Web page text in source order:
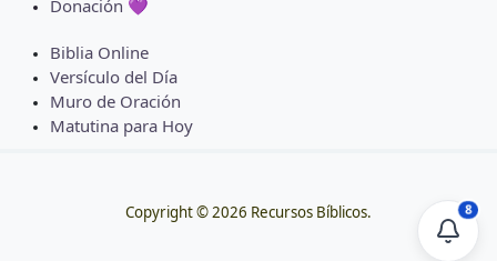
Donación 💜
Biblia Online
Versículo del Día
Muro de Oración
Matutina para Hoy
Copyright © 2026 Recursos Bíblicos. 8